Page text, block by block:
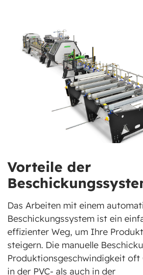
Vorteile der
Das Arbeiten mit einem
Beschickungssystem ist ein
effizienter Weg, um Ihre
steigern. Die manuelle
Produktionsgeschwindigkeit oft
in der PVC- als auch in der